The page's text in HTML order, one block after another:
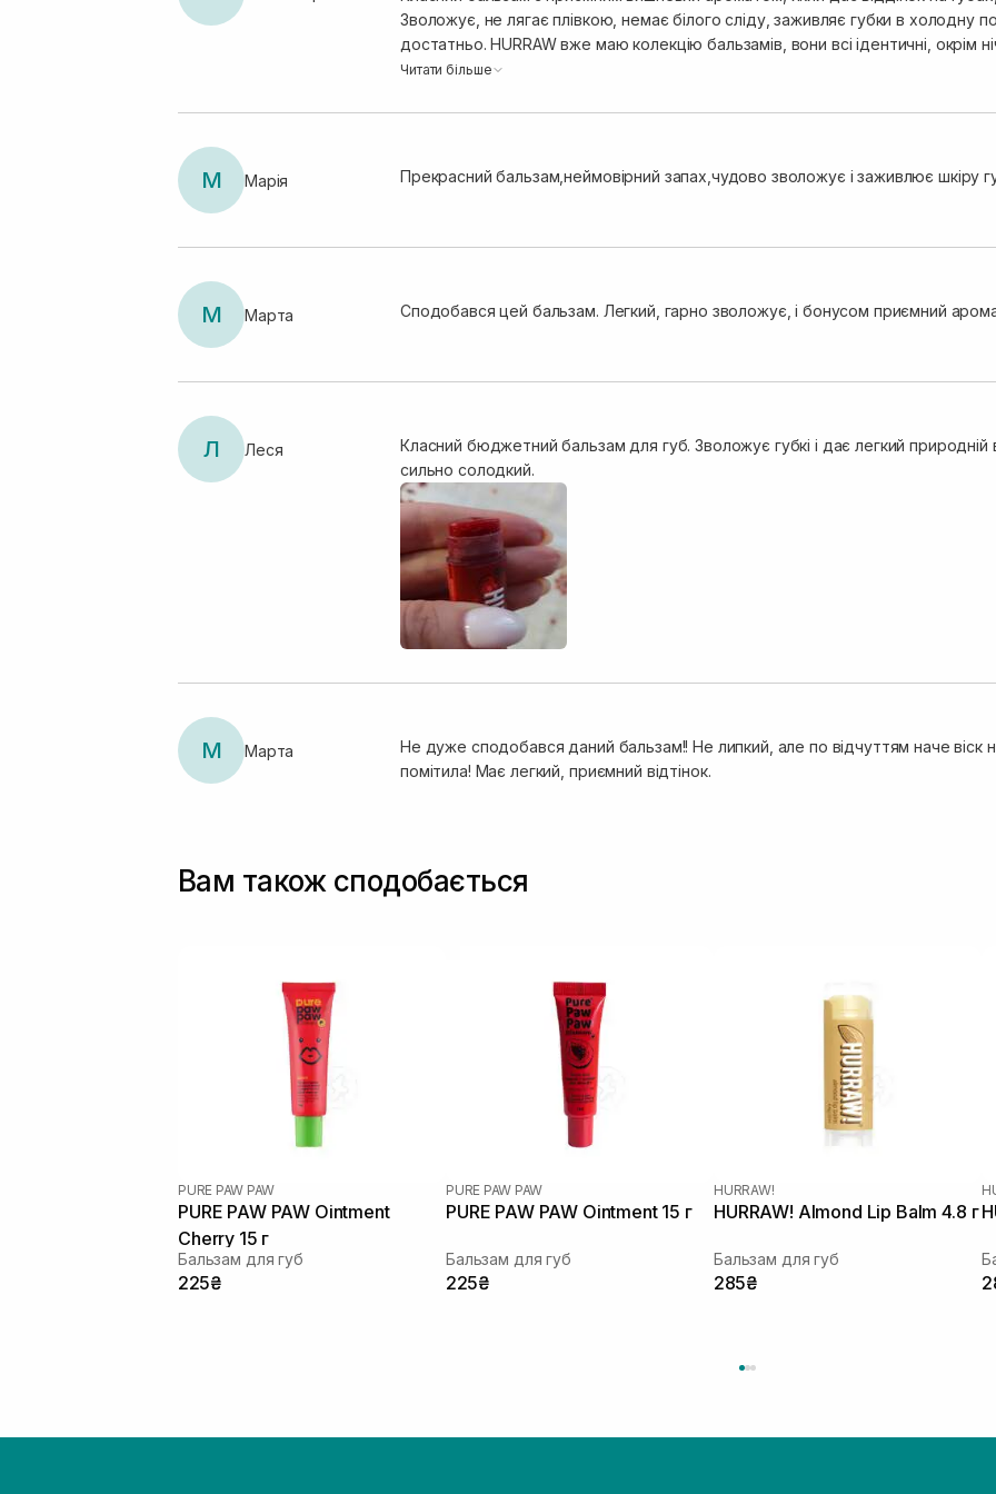
Зволожує, не лягає плівкою, немає білого сліду, заживляє губки в холодну
достатньо. HURRAW вже маю колекцію бальзамів, вони всі ідентичні, окрім нічного та з спф, проте чергую їх за
ароматами та бажанням.
Читати більше
М Марія Прекрасний бальзам,неймовірний запах,чудово зволожує і заживлює шкіру
М Марта Сподобався цей бальзам. Легкий, гарно зволожує, і бонусом приємний
Л Леся
Класний бюджетний бальзам для губ. Зволожує губкі і дає легкий природній
сильно солодкий.
М Марта
Не дуже сподобався даний бальзам!! Не липкий, але по відчуттям наче віск
помітила! Має легкий, приємний відтінок.
Вам також сподобається
PURE PAW PAW
PURE PAW PAW Ointment
Cherry 15 г
Бальзам для губ
225₴
PURE PAW PAW
PURE PAW PAW Ointment 15 г
Бальзам для губ
225₴
HURRAW!
HURRAW! Almond Lip Balm 4.8 г
Бальзам для губ
285₴